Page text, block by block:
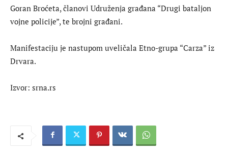
Goran Broćeta, članovi Udruženja građana “Drugi bataljon
vojne policije”, te brojni građani.
Manifestaciju je nastupom uveličala Etno-grupa “Carza” iz
Drvara.
Izvor: srna.rs